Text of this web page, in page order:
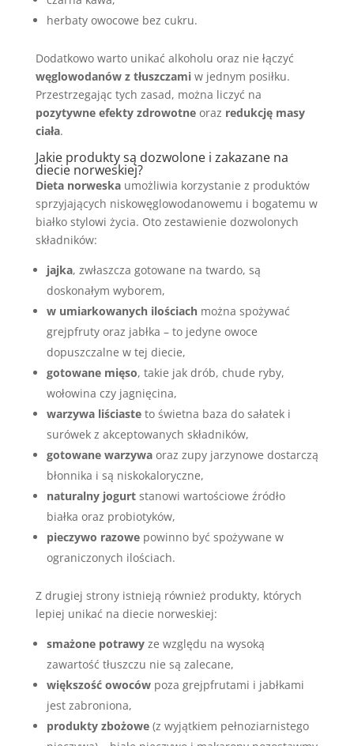
herbaty owocowe bez cukru.
Dodatkowo warto unikać alkoholu oraz nie łączyć
węglowodanów z tłuszczamiw jednym posiłku.
Przestrzegając tych zasad, można liczyć na
pozytywne efekty zdrowotneoraz redukcję masy
ciała.
Jakie produkty są dozwolone i zakazane na
diecie norweskiej?
Dieta norweskaumożliwia korzystanie z produktów
sprzyjających niskowęglowodanowemu i bogatemu w
białko stylowi życia. Oto zestawienie dozwolonych
składników:
jajka, zwłaszcza gotowane na twardo, są
doskonałym wyborem,
w umiarkowanych ilościachmożna spożywać
grejpfruty oraz jabłka – to jedyne owoce
dopuszczalne w tej diecie,
gotowane mięso, takie jak drób, chude ryby,
wołowina czy jagnięcina,
warzywa liściasteto świetna baza do sałatek i
surówek z akceptowanych składników,
gotowane warzywaoraz zupy jarzynowe dostarczą
błonnika i są niskokaloryczne,
naturalny jogurtstanowi wartościowe źródło
białka oraz probiotyków,
pieczywo razowepowinno być spożywane w
ograniczonych ilościach.
Z drugiej strony istnieją również produkty, których
lepiej unikać na diecie norweskiej:
smażone potrawyze względu na wysoką
zawartość tłuszczu nie są zalecane,
większość owocówpoza grejpfrutami i jabłkami
jest zabroniona,
produkty zbożowe(z wyjątkiem pełnoziarnistego